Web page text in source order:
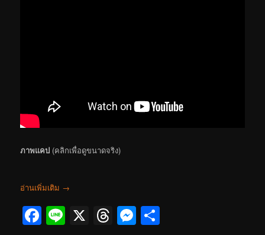
ภาพแคป (คลิกเพื่อดูขนาดจริง)
อ่านเพิ่มเติม →
Facebook
Line
X Threads
Messenger